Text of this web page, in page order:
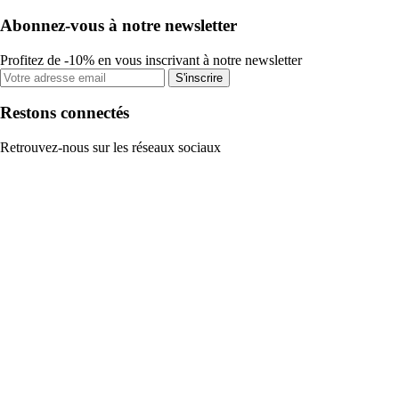
Abonnez-vous à notre newsletter
Profitez de -10% en vous inscrivant à notre newsletter
S'inscrire
Restons connectés
Retrouvez-nous sur les réseaux sociaux